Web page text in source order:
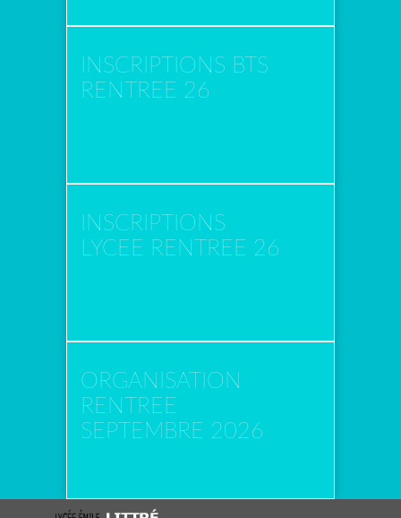
INSCRIPTIONS BTS
RENTREE 26
INSCRIPTIONS
LYCEE RENTREE 26
ORGANISATION
RENTREE
SEPTEMBRE 2026